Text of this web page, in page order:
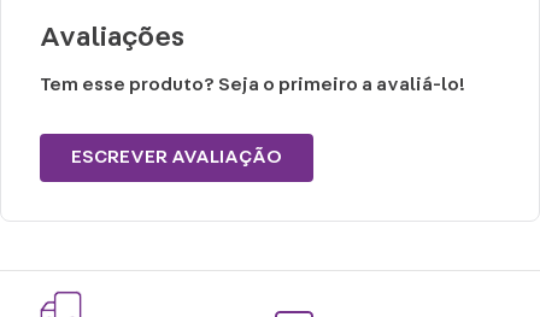
Avaliações
Tem esse produto? Seja o primeiro a avaliá-lo!
ESCREVER AVALIAÇÃO